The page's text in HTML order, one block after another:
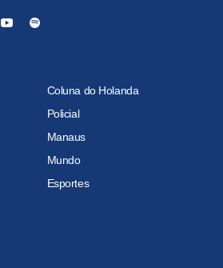
Coluna do Holanda
Policial
Manaus
Mundo
Esportes